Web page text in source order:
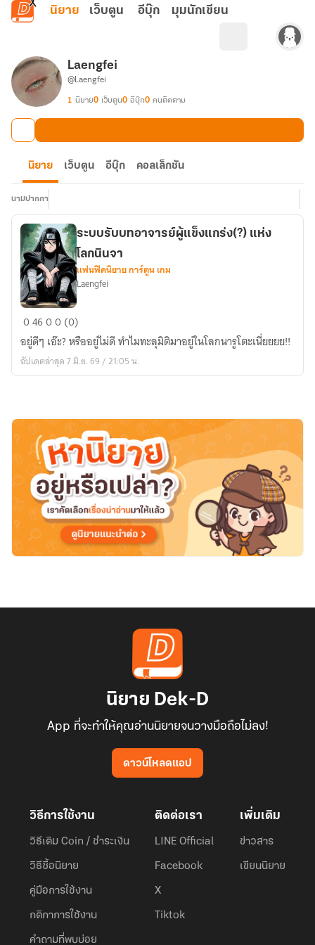
ข้ามไปยังเนื้อหาหลัก
นิยาย เว็บตูน อีบุ๊ก มุมนักเขียน
Laengfei
@Laengfei
1 นิยาย0 เว็บตูน0 อีบุ๊ก0 คนติดตาม
นิยาย เว็บตูน อีบุ๊ก คอลเล็กชัน
นามปากกา
ระบบ
รับ
บท
อาจารย์
แห่ง
โลก
นินจา
ระบบรับบทอาจารย์ผู้แข็งแกร่ง(?) แห่ง
โลกนินจา
แฟนฟิคนิยาย การ์ตูน เกม
Laengfei
04600 (0)
อยู่ดีๆ เอ๊ะ? หรืออยู่ไม่ดี ทำไมทะลุมิติมาอยู่ในโลกนารูโตะเนี่ยยยย!!
อัปเดตล่าสุด 7 มิ.ย. 69 / 21:05 น.
นิยาย Dek-D
App ที่จะทำให้คุณอ่านนิยายจนวางมือถือไม่ลง!
ดาวน์โหลดแอป
วิธีการใช้งาน
วิธีเติม Coin / ชำระเงิน
วิธีซื้อนิยาย
คู่มือการใช้งาน
กติกาการใช้งาน
คำถามที่พบบ่อย
ติดต่อเรา
LINE Official
Facebook
X
Tiktok
เพิ่มเติม
ข่าวสาร
เขียนนิยาย